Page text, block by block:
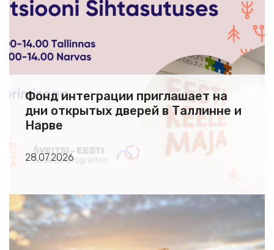
Фонд интеграции приглашает на
дни открытых дверей в Таллинне и
Нарве
28.07.2026